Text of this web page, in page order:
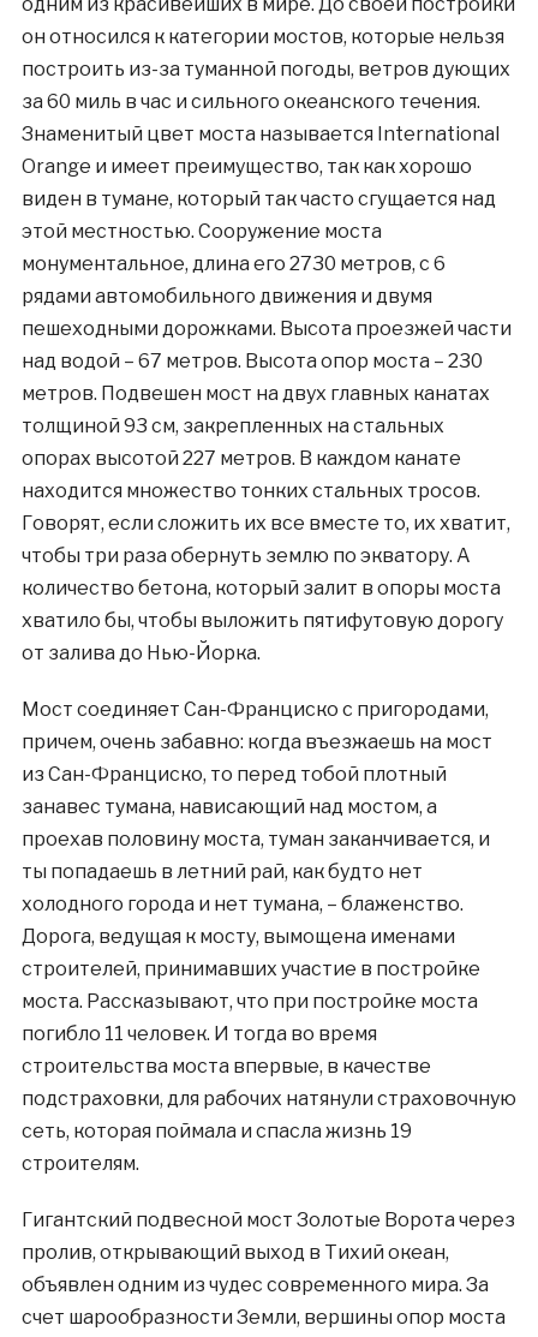
одним из красивейших в мире. До своей постройки
он относился к категории мостов, которые нельзя
построить из-за туманной погоды, ветров дующих
за 60 миль в час и сильного океанского течения.
Знаменитый цвет моста называется International
Orange и имеет преимущество, так как хорошо
виден в тумане, который так часто сгущается над
этой местностью. Сооружение моста
монументальное, длина его 2730 метров, с 6
рядами автомобильного движения и двумя
пешеходными дорожками. Высота проезжей части
над водой – 67 метров. Высота опор моста – 230
метров. Подвешен мост на двух главных канатах
толщиной 93 см, закрепленных на стальных
опорах высотой 227 метров. В каждом канате
находится множество тонких стальных тросов.
Говорят, если сложить их все вместе то, их хватит,
чтобы три раза обернуть землю по экватору. А
количество бетона, который залит в опоры моста
хватило бы, чтобы выложить пятифутовую дорогу
от залива до Нью-Йорка.
Мост соединяет Сан-Франциско с пригородами,
причем, очень забавно: когда въезжаешь на мост
из Сан-Франциско, то перед тобой плотный
занавес тумана, нависающий над мостом, а
проехав половину моста, туман заканчивается, и
ты попадаешь в летний рай, как будто нет
холодного города и нет тумана, – блаженство.
Дорога, ведущая к мосту, вымощена именами
строителей, принимавших участие в постройке
моста. Рассказывают, что при постройке моста
погибло 11 человек. И тогда во время
строительства моста впервые, в качестве
подстраховки, для рабочих натянули страховочную
сеть, которая поймала и спасла жизнь 19
строителям.
Гигантский подвесной мост Золотые Ворота через
пролив, открывающий выход в Тихий океан,
объявлен одним из чудес современного мира. За
счет шарообразности Земли, вершины опор моста